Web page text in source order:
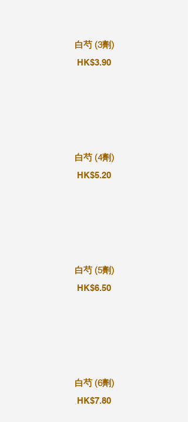
白芍 (3劑)
HK$3.90
白芍 (4劑)
HK$5.20
白芍 (5劑)
HK$6.50
白芍 (6劑)
HK$7.80